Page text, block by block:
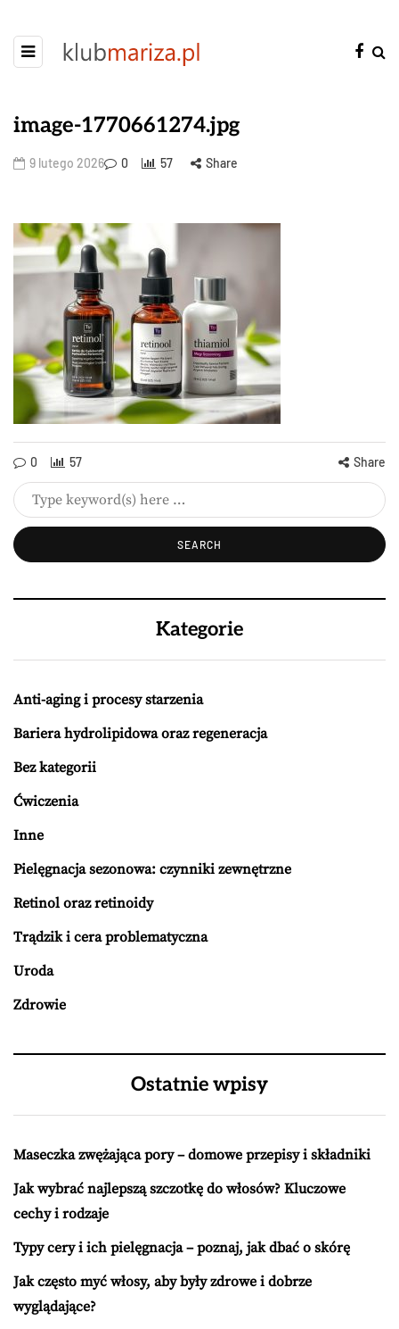
image-1770661274.jpg
9 lutego 2026 0 57 Share
0 57 Share
Kategorie
Anti-aging i procesy starzenia
Bariera hydrolipidowa oraz regeneracja
Bez kategorii
Ćwiczenia
Inne
Pielęgnacja sezonowa: czynniki zewnętrzne
Retinol oraz retinoidy
Trądzik i cera problematyczna
Uroda
Zdrowie
Ostatnie wpisy
Maseczka zwężająca pory – domowe przepisy i składniki
Jak wybrać najlepszą szczotkę do włosów? Kluczowe
cechy i rodzaje
Typy cery i ich pielęgnacja – poznaj, jak dbać o skórę
Jak często myć włosy, aby były zdrowe i dobrze
wyglądające?